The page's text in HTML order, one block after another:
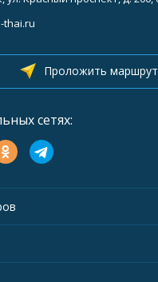
thai.ru
Проложить маршрут
сетях: